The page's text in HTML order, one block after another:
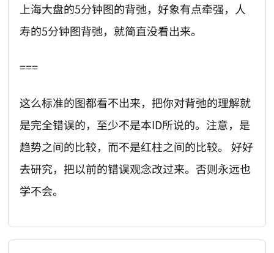
上海大盘的5分钟图的背弛，好象有点牵强，人
寿的5分钟图背弛，就简直没看出来。
===
这么标准的图都看不出来，把你对背弛的理解就
是完全错误的，至少不是本ID所说的。注意，是
趋势之间的比较，而不是红柱之间的比较。 好好
去研究，把以前的错误观念改过来。否则永远也
学不会。